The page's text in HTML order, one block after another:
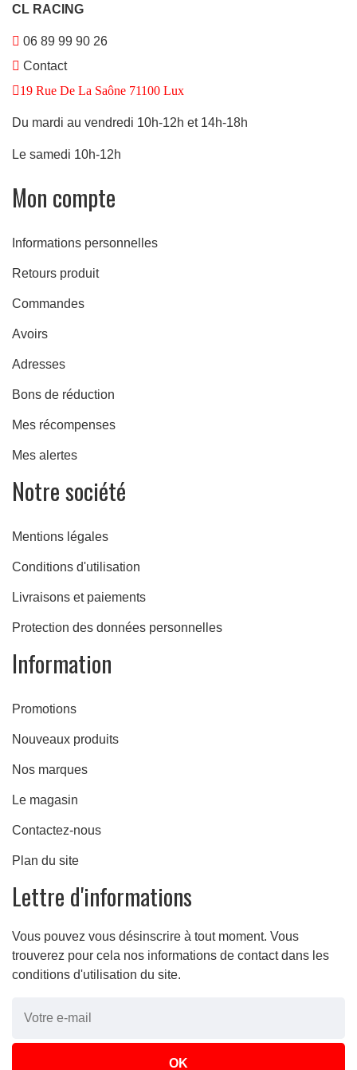
CL RACING
06 89 99 90 26
Contact
19 Rue De La Saône 71100 Lux
Du mardi au vendredi 10h-12h et 14h-18h
Le samedi 10h-12h
Mon compte
Informations personnelles
Retours produit
Commandes
Avoirs
Adresses
Bons de réduction
Mes récompenses
Mes alertes
Notre société
Mentions légales
Conditions d'utilisation
Livraisons et paiements
Protection des données personnelles
Information
Promotions
Nouveaux produits
Nos marques
Le magasin
Contactez-nous
Plan du site
Lettre d'informations
Vous pouvez vous désinscrire à tout moment. Vous
trouverez pour cela nos informations de contact dans les
conditions d'utilisation du site.